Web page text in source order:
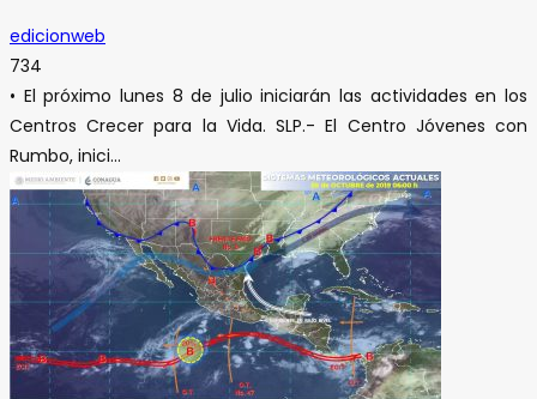
edicionweb
734
• El próximo lunes 8 de julio iniciarán las actividades en los
Centros Crecer para la Vida. SLP.- El Centro Jóvenes con
Rumbo, inici...